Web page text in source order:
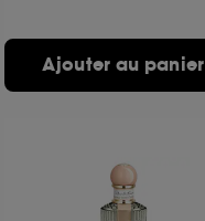
Ajouter au panier